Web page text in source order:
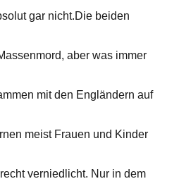
gar nicht.Die beiden
aber was immer
mit den Engländern auf
meist Frauen und Kinder
verniedlicht. Nur in dem